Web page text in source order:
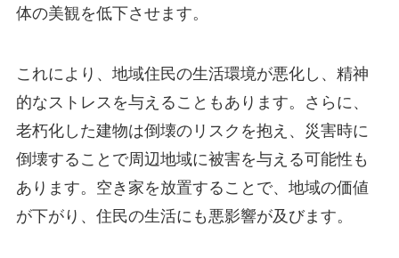
体の美観を低下させます。
これにより、地域住民の生活環境が悪化し、精神
的なストレスを与えることもあります。さらに、
老朽化した建物は倒壊のリスクを抱え、災害時に
倒壊することで周辺地域に被害を与える可能性も
あります。空き家を放置することで、地域の価値
が下がり、住民の生活にも悪影響が及びます。